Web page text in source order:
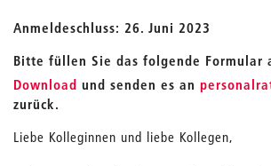
Webseite
Anmeldeschluss: 26. Juni 2023
Bitte füllen Sie das folgende Formular
Download und senden es an
zurück.
Liebe Kolleginnen und liebe Kollegen,